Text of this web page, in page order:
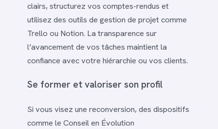
clairs, structurez vos comptes-rendus et
utilisez des outils de gestion de projet comme
Trello ou Notion. La transparence sur
l’avancement de vos tâches maintient la
confiance avec votre hiérarchie ou vos clients.
Se former et valoriser son profil
Si vous visez une reconversion, des dispositifs
comme le Conseil en Évolution